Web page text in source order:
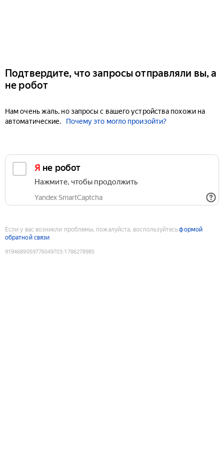
Подтвердите, что запросы отправляли вы, а
не робот
Нам очень жаль, но запросы с вашего устройства похожи на
автоматические.
Почему это могло произойти?
Я не робот
Нажмите, чтобы продолжить
Yandex SmartCaptcha
Если у вас возникли проблемы, пожалуйста, воспользуйтесьформой
обратной связи
9194689059776049703:1786278985